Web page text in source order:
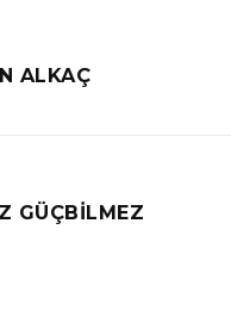
ALKAÇ
GÜÇBILMEZ